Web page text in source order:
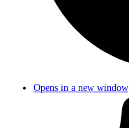
Opens in a new window